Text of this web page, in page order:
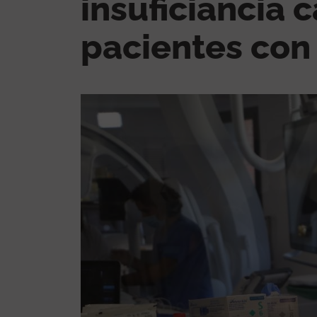
insuficiancia
pacientes